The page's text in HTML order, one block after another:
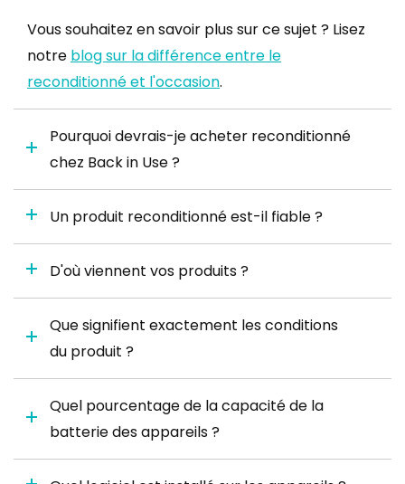
Vous souhaitez en savoir plus sur ce sujet ? Lisez
notre blog sur la différence entre le
reconditionné et l'occasion.
Pourquoi devrais-je acheter reconditionné
chez Back in Use ?
Un produit reconditionné est-il fiable ?
D'où viennent vos produits ?
Que signifient exactement les conditions
du produit ?
Quel pourcentage de la capacité de la
batterie des appareils ?